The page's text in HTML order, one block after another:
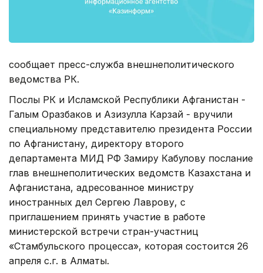
сообщает пресс-служба внешнеполитического
ведомства РК.
Послы РК и Исламской Республики Афганистан -
Галым Оразбаков и Азизулла Карзай - вручили
специальному представителю президента России
по Афганистану, директору второго
департамента МИД РФ Замиру Кабулову послание
глав внешнеполитических ведомств Казахстана и
Афганистана, адресованное министру
иностранных дел Сергею Лаврову, с
приглашением принять участие в работе
министерской встречи стран-участниц
«Стамбульского процесса», которая состоится 26
апреля с.г. в Алматы.